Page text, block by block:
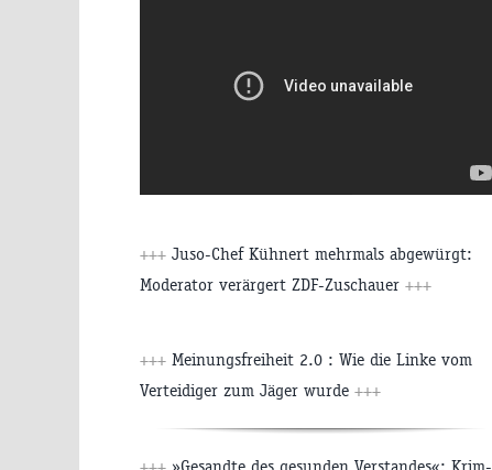
+++ Juso-Chef Kühnert mehrmals abgewürgt:
Moderator verärgert ZDF-Zuschauer +++
+++ Meinungsfreiheit 2.0 : Wie die Linke vom
Verteidiger zum Jäger wurde +++